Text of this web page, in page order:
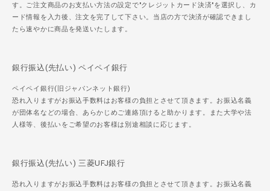
す。ご注文商品のお支払い方法の設定で"クレジットカード決済"を選択し、カ
ード情報を入力後、注文を完了して下さい。当店の方で決済が確認できまし
たら速やかに商品を発送いたします。
銀行振込(先払い) ペイペイ銀行
ペイペイ銀行(旧ジャパンネット銀行)
恐れ入りますがお振込手数料はお客様の負担とさせて頂きます。お振込名義
が団体名などの場合、あらかじめご連絡頂けると助かります。また大学や法
人様等、後払いをご希望のお客様は別途相談に応じます。
銀行振込(先払い) 三菱UFJ銀行
恐れ入りますがお振込手数料はお客様の負担とさせて頂きます。お振込名義